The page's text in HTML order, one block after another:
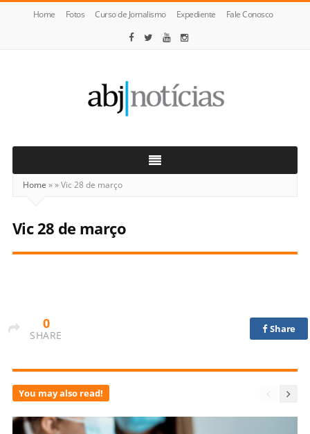
Home Fotos Curso de Jornalismo Expediente Fale Conosco
Notícias
Home »»Vic 28 de março
Vic 28 de março
0
SHARE
Share
You may also read!